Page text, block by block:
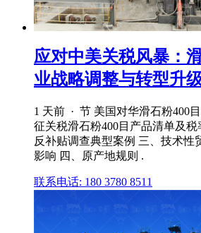
应对中美关税风暴：
业战略调整与转型升
1 天前 · 节 美国对华滑石粉400
征关税滑石粉400目产品清单及
反补贴调查典型案例 三、技术性
影响 四、原产地规则 .
联系电话: 180 3780 8511